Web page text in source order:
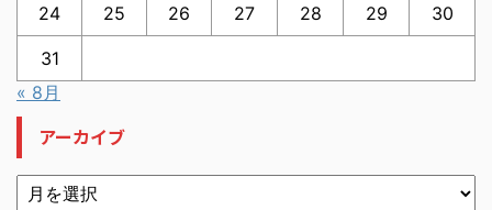
24 25 26 27 28 29 30
31
« 8月
アーカイブ